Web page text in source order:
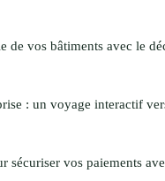
de vos bâtiments avec le
: un voyage interactif
sécuriser vos paiements